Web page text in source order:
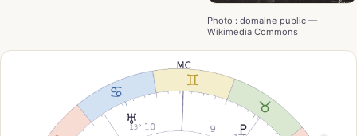
Photo : domaine public —
Wikimedia Commons